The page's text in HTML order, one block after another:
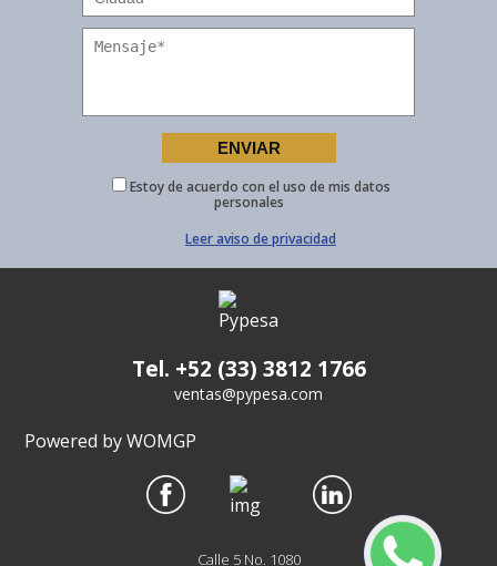
Estoy de acuerdo con el uso de mis datos
personales
Leer aviso de privacidad
Tel. +52 (33) 3812 1766
ventas@pypesa.com
Powered by WOMGP
Calle 5 No. 1080